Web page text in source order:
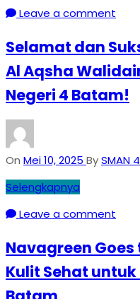
Leave a comment
Selamat dan
Al Aqsha
Negeri 4 Batam!
On Mei 10, 2025 BySMAN
Selengkapnya
Leave a comment
Navagreen Goes
Kulit Sehat untuk